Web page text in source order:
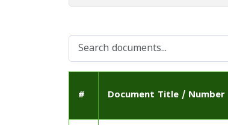
# Document Title / Number